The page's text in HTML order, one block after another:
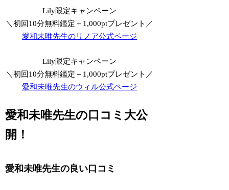
Lily限定キャンペーン
＼初回10分無料鑑定＋1,000ptプレゼント／
愛和未唯先生のリノア公式ページ
Lily限定キャンペーン
＼初回10分無料鑑定＋1,000ptプレゼント／
愛和未唯先生のウィル公式ページ
愛和未唯先生の口コミ大公
開！
愛和未唯先生の良い口コミ